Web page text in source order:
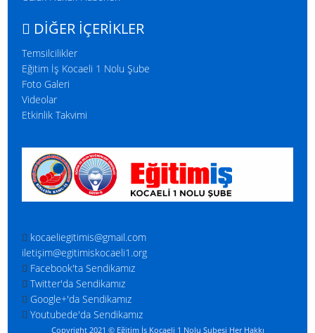
DIĞER İÇERIKLER
Temsilcilikler
Eğitim İş Kocaeli 1 Nolu Şube
Foto Galeri
Videolar
Etkinlik Takvimi
kocaeliegitimis@gmail.com
iletişim@egitimiskocaeli1.org
Facebook'ta Sendikamız
Twitter'da Sendikamız
Google+'da Sendikamız
Youtubede'da Sendikamız
Copyright 2021 © Eğitim İş Kocaeli 1 Nolu Şubesi Her Hakkı